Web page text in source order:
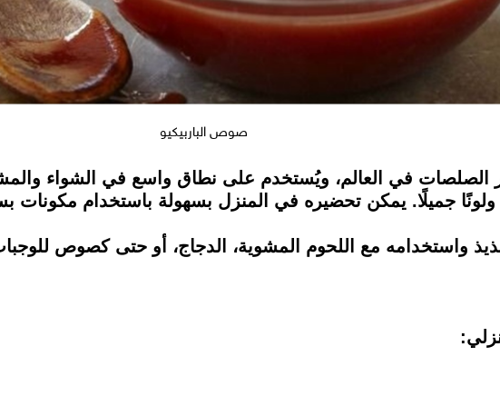
صوص الباربيكيو
في العالم، ويُستخدم على نطاق واسع في الشواء
جميلًا. يمكن تحضيره في المنزل بسهولة باستخدام مكونات
واستخدامه مع اللحوم المشوية، الدجاج، أو حتى كصوص